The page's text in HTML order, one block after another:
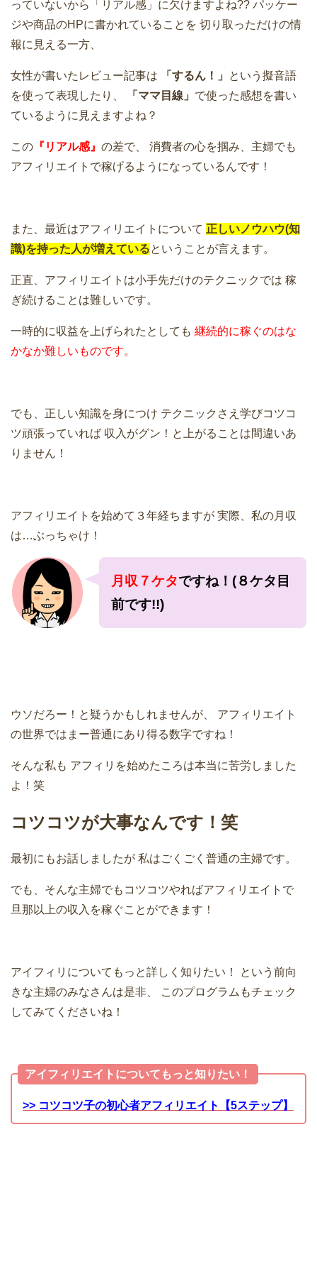
っていないから「リアル感」に欠けますよね?? パッケー
ジや商品のHPに書かれていることを 切り取っただけの情
報に見える一方、
女性が書いたレビュー記事は 「するん！」 という擬音語
を使って表現したり、
「ママ目線」 で使った感想を書い
ているように見えますよね？
この 『リアル感』 の差で、
消費者の心を掴み、主婦でも
アフィリエイトで稼げるようになっているんです！
また、最近はアフィリエイトについて 正しいノウハウ(知
識)を持った人が増えているということが言えます。
正直、アフィリエイトは小手先だけのテクニックでは 稼
ぎ続けることは難しいです。
一時的に収益を上げられたとしても 継続的に稼ぐのはな
かなか難しいものです。
でも、正しい知識を身につけ テクニックさえ学びコツコ
ツ頑張っていれば 収入がグン！と上がることは間違いあ
りません！
アフィリエイトを始めて３年経ちますが 実際、私の月収
は…ぶっちゃけ！
月収７ケタですね！(８ケタ目
前です!!)
ウソだろー！と疑うかもしれませんが、
アフィリエイト
の世界ではまー普通にあり得る数字ですね！
そんな私も アフィリを始めたころは本当に苦労しました
よ！笑
コツコツが大事なんです！笑
最初にもお話しましたが 私はごくごく普通の主婦です。
でも、そんな主婦でもコツコツやればアフィリエイトで
旦那以上の収入を稼ぐことができます！
アイフィリについてもっと詳しく知りたい！
という前向
きな主婦のみなさんは是非、
このプログラムもチェック
してみてくださいね！
アイフィリエイトについてもっと知りたい！
>> コツコツ子の初心者アフィリエイト【5ステップ】